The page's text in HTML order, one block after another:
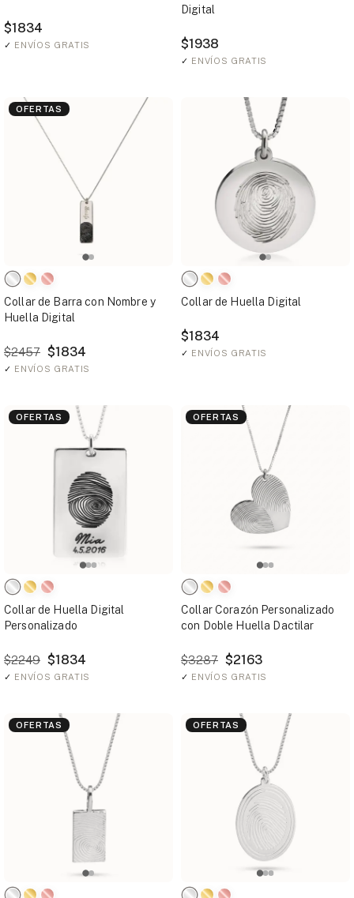
$1834
✓ ENVÍOS GRATIS
Digital
$1938
✓ ENVÍOS GRATIS
OFERTAS
Collar de Barra con Nombre y
Huella Digital
$2457 $1834
✓ ENVÍOS GRATIS
Collar de Huella Digital
$1834
✓ ENVÍOS GRATIS
OFERTAS
Collar de Huella Digital
Personalizado
$2249 $1834
✓ ENVÍOS GRATIS
OFERTAS
Collar Corazón Personalizado
con Doble Huella Dactilar
$3287 $2163
✓ ENVÍOS GRATIS
OFERTAS OFERTAS